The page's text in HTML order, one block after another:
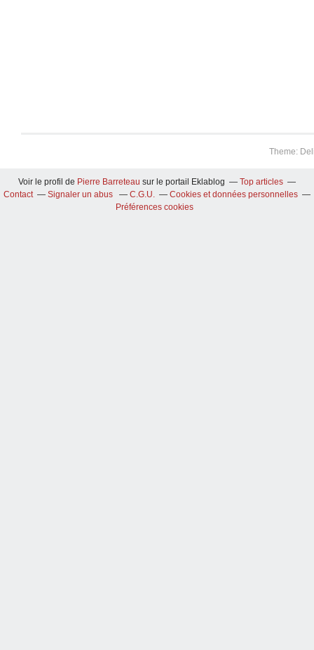
Theme:
Voir le profil de Pierre Barreteau sur le portail Eklablog
Top articles
Contact
Signaler un abus C.G.U.
Cookies et données personnelles
Préférences cookies